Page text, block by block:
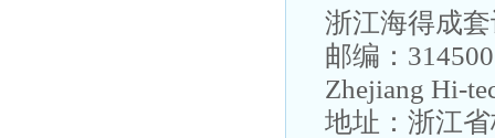
浙江海得成
邮编：314500
Zhejiang Hi-
地址：浙江